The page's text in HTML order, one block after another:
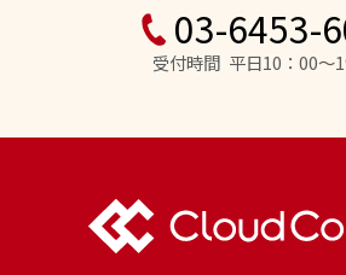
03-6453-
受付時間 平日10：00～